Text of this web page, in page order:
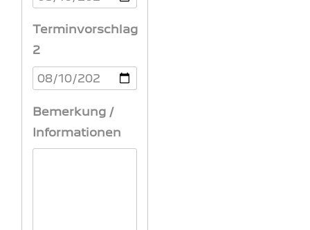
Terminvorschlag
2
Bemerkung /
Informationen